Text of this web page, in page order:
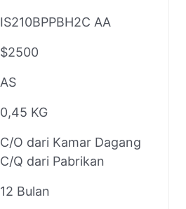
IS210BPPBH2C AA
$2500
AS
0,45 KG
C/O dari Kamar Dagang
C/Q dari Pabrikan
12 Bulan